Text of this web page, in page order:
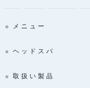
メニュー
ヘッドスパ
取扱い製品